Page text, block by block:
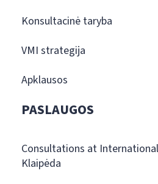
Konsultacinė taryba
VMI strategija
Apklausos
PASLAUGOS
Consultations at
Klaipėda